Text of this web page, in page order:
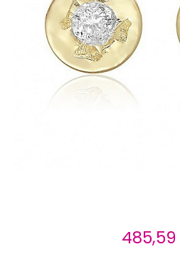
Cercei de aur lungi cu lant
Cercei din aur tortite
Cercei din aur alb
Cercei aur cu surub
485,59